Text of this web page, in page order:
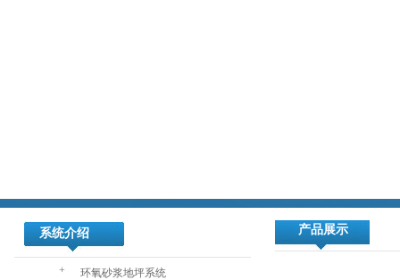
系统介绍
+
环氧砂浆地坪系统
产品展示